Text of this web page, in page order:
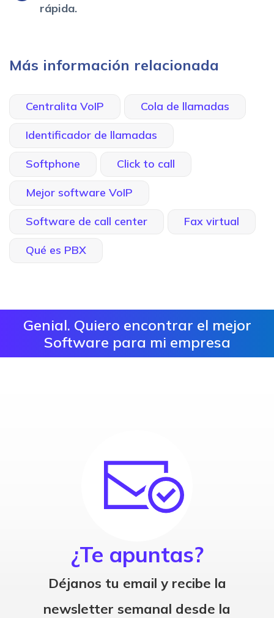
rápida.
Más información relacionada
Centralita VoIP Cola de llamadas
Identificador de llamadas
Softphone Click to call
Mejor software VoIP
Software de call center Fax virtual
Qué es PBX
Genial. Quiero encontrar el mejor
Software para mi empresa
¿Te apuntas?
Déjanos tu email y recibe la
newsletter semanal desde la